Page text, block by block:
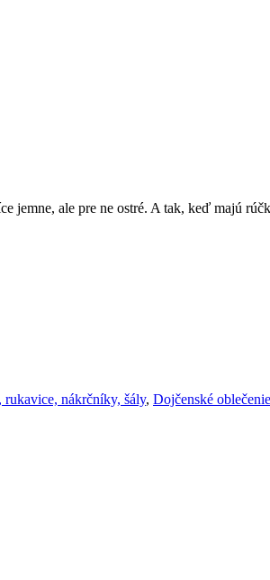
jemne, ale pre ne ostré. A tak, keď majú
nákrčníky, šály, Dojčenské oblečenie